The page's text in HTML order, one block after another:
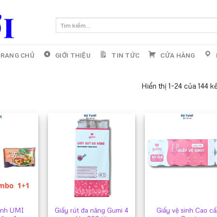
kiếm:
CHỦ GIỚI THIỆU TIN TỨC CỬA HÀNG
Hiển thị 1–24 của 144
UMI
Giấy rút đa năng Gumi 4
Giấy vệ sinh Cao